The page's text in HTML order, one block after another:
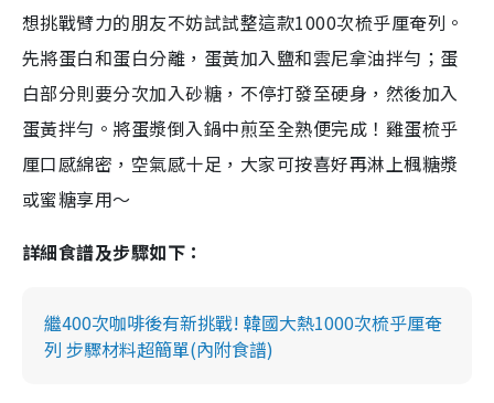
想挑戰臂力的朋友不妨試試整這款1000次梳乎厘奄列。
先將蛋白和蛋白分離，蛋黃加入鹽和雲尼拿油拌勻；蛋
白部分則要分次加入砂糖，不停打發至硬身，然後加入
蛋黃拌勻。將蛋漿倒入鍋中煎至全熟便完成！雞蛋梳乎
厘口感綿密，空氣感十足，大家可按喜好再淋上楓糖漿
或蜜糖享用～
詳細食譜及步驟如下：
繼400次咖啡後有新挑戰! 韓國大熱1000次梳乎厘奄
列 步驟材料超簡單(內附食譜)